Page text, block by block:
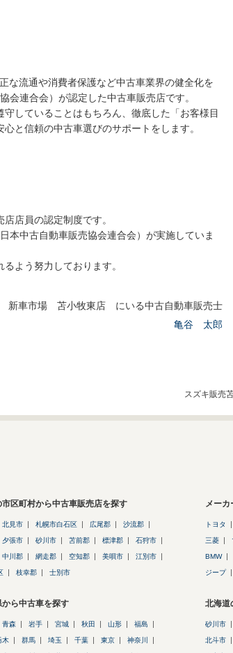
な流通や消費者保護など中古車業界の健全化を
会連合会）が認定した中古車販売店です。
していることはもちろん、徹底した「お客様目
と信頼の中古車選びのサポートをします。
店員の認定制度です。
本中古自動車販売協会連合会）が実施していま
よう努力しております。
新車市場 苫小牧東店 にいる中古自動車販売士
亀谷 太郎
スズキ販売
市区町村から中古車販売店を探す
北見市 札幌市白石区 広尾郡 沙流郡
夕張市 砂川市 苫前郡 標津郡 石狩市
中川郡 網走郡 空知郡 美唄市 江別市
枝幸郡 士別市
メーカ
トヨタ
三菱
BMW
ジープ
から中古車を探す
青森 岩手 宮城 秋田 山形 福島
木 群馬 埼玉 千葉 東京 神奈川
北海道
砂川市
北斗市